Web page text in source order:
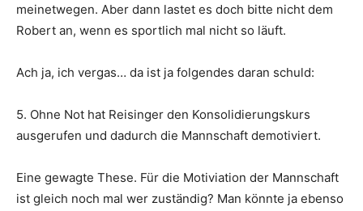
meinetwegen. Aber dann lastet es doch bitte nicht dem
Robert an, wenn es sportlich mal nicht so läuft.
Ach ja, ich vergas… da ist ja folgendes daran schuld:
5. Ohne Not hat Reisinger den Konsolidierungskurs
ausgerufen und dadurch die Mannschaft demotiviert.
Eine gewagte These. Für die Motiviation der Mannschaft
ist gleich noch mal wer zuständig? Man könnte ja ebenso